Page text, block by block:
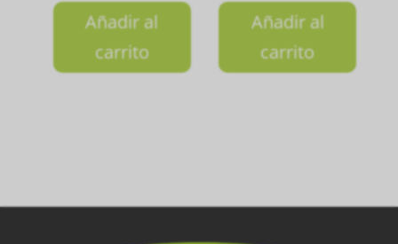
Añadir al
carrito
Añadir al
carrito